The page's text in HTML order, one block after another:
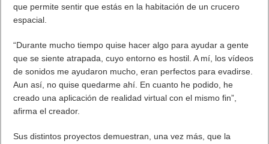
que permite sentir que estás en la habitación de un crucero
espacial.
“Durante mucho tiempo quise hacer algo para ayudar a gente
que se siente atrapada, cuyo entorno es hostil. A mí, los vídeos
de sonidos me ayudaron mucho, eran perfectos para evadirse.
Aun así, no quise quedarme ahí. En cuanto he podido, he
creado una aplicación de realidad virtual con el mismo fin”,
afirma el creador.
Sus distintos proyectos demuestran, una vez más, que la